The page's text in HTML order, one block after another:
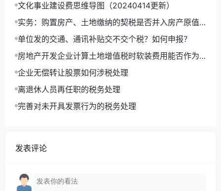
项税额的，还应进行相应的处理。”
（二）增值税处理
根据《中华人民共和国增值税暂行条例实施细
则》（以下简称细则）第四条第五项规定，单位或
者个体工商户将自产、委托加工的货物用于集体福
利或个人消费应视同销售货物。
甲企业需要在《增值税及附加税费申报表附列资料
栏次下。
文化事业建设费思维导图（20240414更新）
实务：购置房产、土地缴纳的契税是否并入房产原值
缴纳房产税？
单位发的交通、通讯补贴交不交个税？如何申报？
房地产开发企业计算土地增值税时软装费用能否作为
房地产开发成本？
企业无偿转让股票如何涉税处理
离退休人员再任职的税务处理
完善对未开具发票行为的税务处理
发表评论